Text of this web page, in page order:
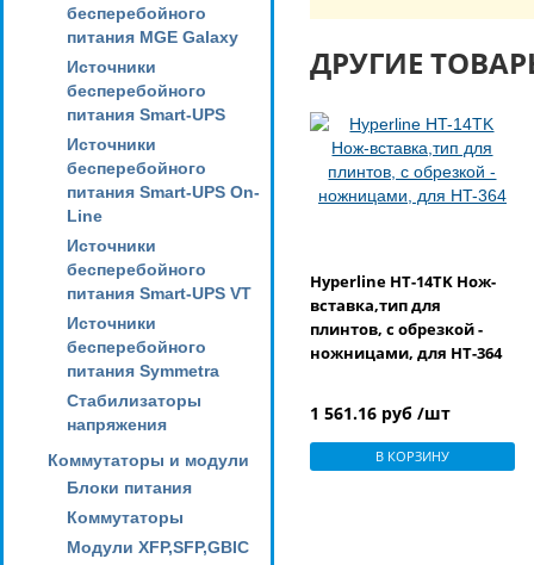
бесперебойного
питания MGE Galaxy
Источники
бесперебойного
питания Smart-UPS
Источники
бесперебойного
питания Smart-UPS On-
Line
Источники
бесперебойного
питания Smart-UPS VT
Источники
бесперебойного
питания Symmetra
Стабилизаторы
напряжения
Коммутаторы и модули
Блоки питания
Коммутаторы
Модули XFP,SFP,GBIC
ДРУГИЕ
Hyperline HT-14TK Нож-
вставка,тип для
плинтов, с обрезкой -
ножницами, для HT-364
1 561.16 руб /шт
В КОРЗИНУ